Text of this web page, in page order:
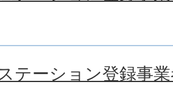
ステーション登録事